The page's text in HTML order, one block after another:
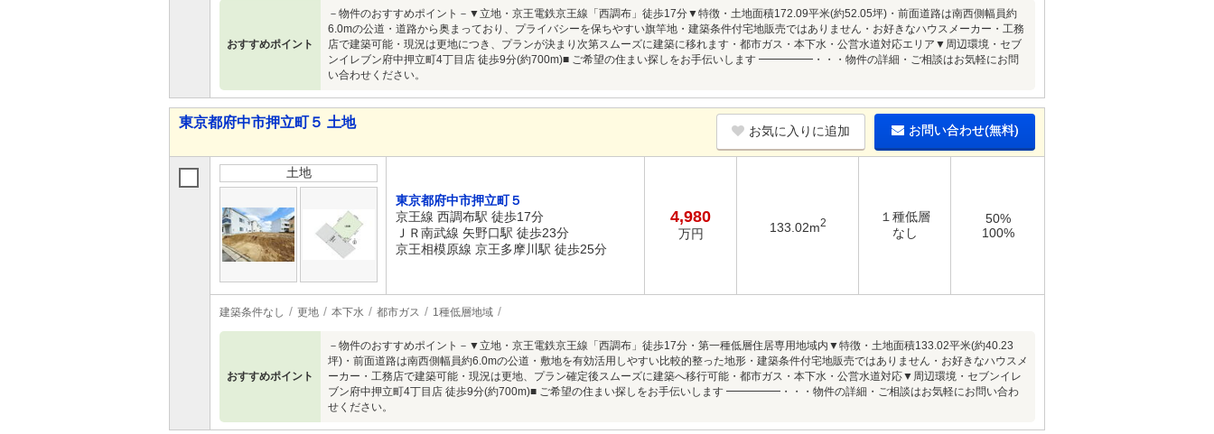
おすすめポイント
－物件のおすすめポイント－▼立地・京王電鉄京王線「西調布」徒歩17分▼特徴・土地面積172.09平米(約52.05坪)・前面道路は南西側幅員約
6.0mの公道・道路から奥まっており、プライバシーを保ちやすい旗竿地・建築条件付宅地販売ではありません・お好きなハウスメーカー・工務
店で建築可能・現況は更地につき、プランが決まり次第スムーズに建築に移れます・都市ガス・本下水・公営水道対応エリア▼周辺環境・セブ
ンイレブン府中押立町4丁目店 徒歩9分(約700m)■ ご希望の住まい探しをお手伝いします ━━━━━・・・物件の詳細・ご相談はお気軽にお問
い合わせください。
東京都府中市押立町５ 土地
お気に入りに追加 お問い合わせ(無料)
土地
東京都府中市押立町５
京王線 西調布駅 徒歩17分
ＪＲ南武線 矢野口駅 徒歩23分
京王相模原線 京王多摩川駅 徒歩25分
4,980
万円 133.02m2
１種低層
なし
50%
100%
建築条件なし 更地 本下水 都市ガス 1種低層地域
おすすめポイント
－物件のおすすめポイント－▼立地・京王電鉄京王線「西調布」徒歩17分・第一種低層住居専用地域内▼特徴・土地面積133.02平米(約40.23
坪)・前面道路は南西側幅員約6.0mの公道・敷地を有効活用しやすい比較的整った地形・建築条件付宅地販売ではありません・お好きなハウスメ
ーカー・工務店で建築可能・現況は更地、プラン確定後スムーズに建築へ移行可能・都市ガス・本下水・公営水道対応▼周辺環境・セブンイレ
ブン府中押立町4丁目店 徒歩9分(約700m)■ ご希望の住まい探しをお手伝いします ━━━━━・・・物件の詳細・ご相談はお気軽にお問い合わ
せください。